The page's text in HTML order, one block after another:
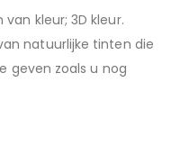
kleur; 3D kleur.
natuurlijke tinten die
geven zoals u nog